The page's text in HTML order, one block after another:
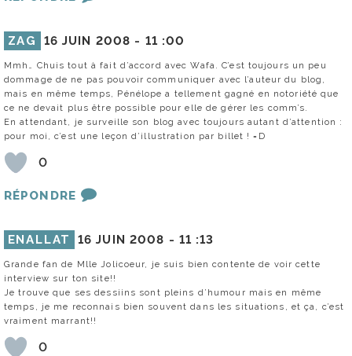
ZAG 16 JUIN 2008 - 11 :00
Mmh… Chuis tout à fait d’accord avec Wafa. C’est toujours un peu
dommage de ne pas pouvoir communiquer avec l’auteur du blog,
mais en même temps, Pénélope a tellement gagné en notoriété que
ce ne devait plus être possible pour elle de gérer les comm’s.
En attendant, je surveille son blog avec toujours autant d’attention :
pour moi, c’est une leçon d’illustration par billet ! =D
0
RÉPONDRE
ENALLAT 16 JUIN 2008 - 11 :13
Grande fan de Mlle Jolicoeur, je suis bien contente de voir cette
interview sur ton site!!
Je trouve que ses dessiins sont pleins d’humour mais en même
temps, je me reconnais bien souvent dans les situations, et ça, c’est
vraiment marrant!!
0